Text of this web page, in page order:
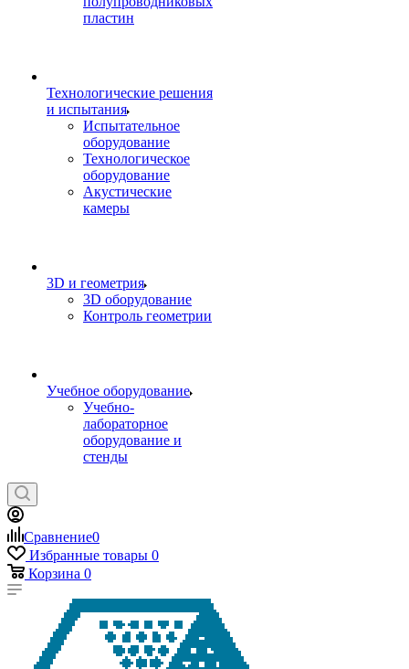
пластин
Технологические решения
и испытания
Испытательное
оборудование
Технологическое
оборудование
Акустические
камеры
3D и геометрия
3D оборудование
Контроль геометрии
Учебное оборудование
Учебно-
лабораторное
оборудование и
стенды
Сравнение0
Избранные товары 0
Корзина 0